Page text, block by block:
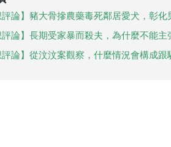
評論】豬大骨摻農藥毒死鄰居愛犬，彰
評論】長期受家暴而殺夫，為什麼不能
評論】從汶汶案觀察，什麼情況會構成